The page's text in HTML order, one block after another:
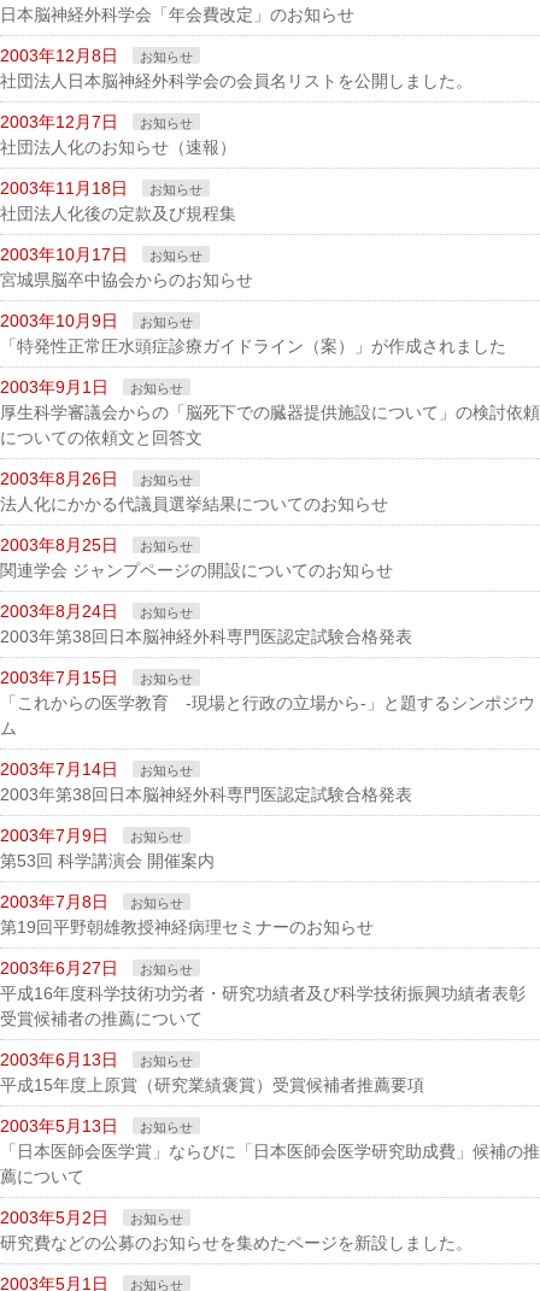
日本脳神経外科学会「年会費改定」のお知らせ
2003年12月8日 お知らせ
社団法人日本脳神経外科学会の会員名リストを公開しました。
2003年12月7日 お知らせ
社団法人化のお知らせ（速報）
2003年11月18日 お知らせ
社団法人化後の定款及び規程集
2003年10月17日 お知らせ
宮城県脳卒中協会からのお知らせ
2003年10月9日 お知らせ
「特発性正常圧水頭症診療ガイドライン（案）」が作成されました
2003年9月1日 お知らせ
厚生科学審議会からの「脳死下での臓器提供施設について」の検討依頼
についての依頼文と回答文
2003年8月26日 お知らせ
法人化にかかる代議員選挙結果についてのお知らせ
2003年8月25日 お知らせ
関連学会 ジャンプページの開設についてのお知らせ
2003年8月24日 お知らせ
2003年第38回日本脳神経外科専門医認定試験合格発表
2003年7月15日 お知らせ
「これからの医学教育 -現場と行政の立場から-」と題するシンポジウ
ム
2003年7月14日 お知らせ
2003年第38回日本脳神経外科専門医認定試験合格発表
2003年7月9日 お知らせ
第53回 科学講演会 開催案内
2003年7月8日 お知らせ
第19回平野朝雄教授神経病理セミナーのお知らせ
2003年6月27日 お知らせ
平成16年度科学技術功労者・研究功績者及び科学技術振興功績者表彰
受賞候補者の推薦について
2003年6月13日 お知らせ
平成15年度上原賞（研究業績褒賞）受賞候補者推薦要項
2003年5月13日 お知らせ
「日本医師会医学賞」ならびに「日本医師会医学研究助成費」候補の推
薦について
2003年5月2日 お知らせ
研究費などの公募のお知らせを集めたページを新設しました。
2003年5月1日 お知らせ